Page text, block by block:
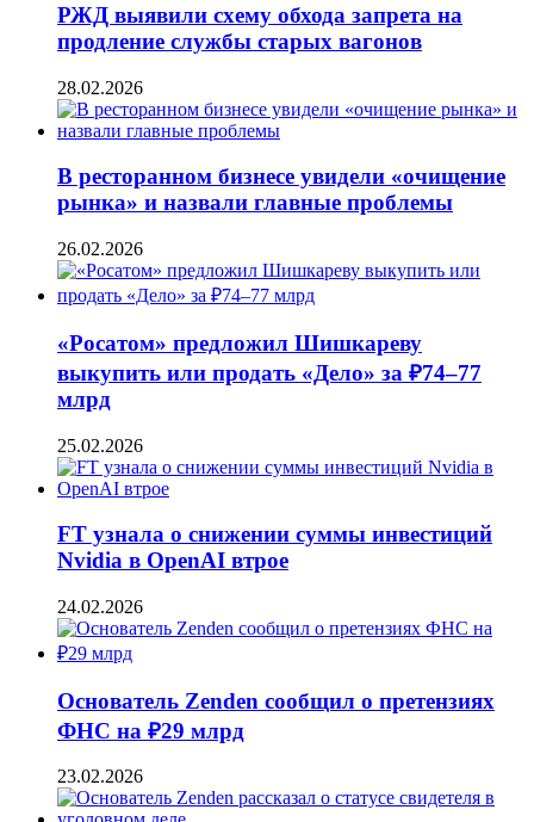
РЖД выявили схему обхода запрета на
продление службы старых вагонов
28.02.2026
В ресторанном бизнесе увидели «очищение
рынка» и назвали главные проблемы
26.02.2026
«Росатом» предложил Шишкареву
выкупить или продать «Дело» за ₽74–77
млрд
25.02.2026
FT узнала о снижении суммы инвестиций
Nvidia в OpenAI втрое
24.02.2026
Основатель Zenden сообщил о претензиях
ФНС на ₽29 млрд
23.02.2026